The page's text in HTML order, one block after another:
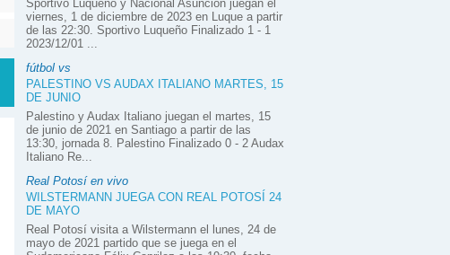
Sportivo Luqueño y Nacional Asunción juegan el
viernes, 1 de diciembre de 2023 en Luque a partir
de las 22:30. Sportivo Luqueño Finalizado 1 - 1
2023/12/01 ...
fútbol vs
PALESTINO VS AUDAX ITALIANO MARTES, 15
DE JUNIO
Palestino y Audax Italiano juegan el martes, 15
de junio de 2021 en Santiago a partir de las
13:30, jornada 8. Palestino Finalizado 0 - 2 Audax
Italiano Re...
Real Potosí en vivo
WILSTERMANN JUEGA CON REAL POTOSÍ 24
DE MAYO
Real Potosí visita a Wilstermann el lunes, 24 de
mayo de 2021 partido que se juega en el